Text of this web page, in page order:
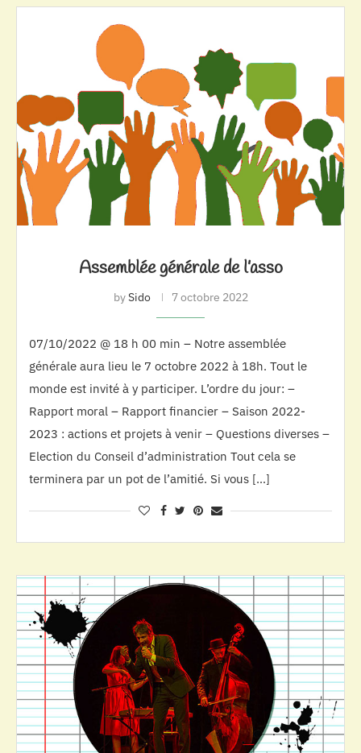
Assemblée générale de l’asso
bySido 7 octobre 2022
07/10/2022 @ 18 h 00 min – Notre assemblée
générale aura lieu le 7 octobre 2022 à 18h. Tout le
monde est invité à y participer. L’ordre du jour: –
Rapport moral – Rapport financier – Saison 2022-
2023 : actions et projets à venir – Questions diverses –
Election du Conseil d’administration Tout cela se
terminera par un pot de l’amitié. Si vous […]